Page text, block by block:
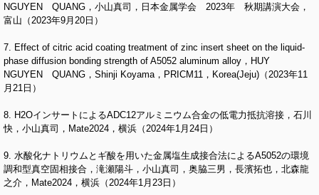
NGUYEN QUANG，小山真司，日本金属学会 2023年 秋期講演大会，
富山（2023年9月20日）
7. Effect of citric acid coating treatment of zinc insert sheet on the liquid-
phase diffusion bonding strength of A5052 aluminum alloy，HUY
NGUYEN QUANG，Shinji Koyama，PRICM11，Korea(Jeju)（2023年11
月21日）
8. H2OインサートによるADC12アルミニウム合金の低電力抵抗溶接，石川
快，小山真司，Mate2024，横浜（2024年1月24日）
9. 水酸化ナトリウムとギ酸を用いた金属塩生成接合法によるA5052の環境
調和型真空固相接合，滝瀬陽斗，小山真司，奥脇三男，長濱拓也，北森龍
之介，Mate2024，横浜（2024年1月23日）